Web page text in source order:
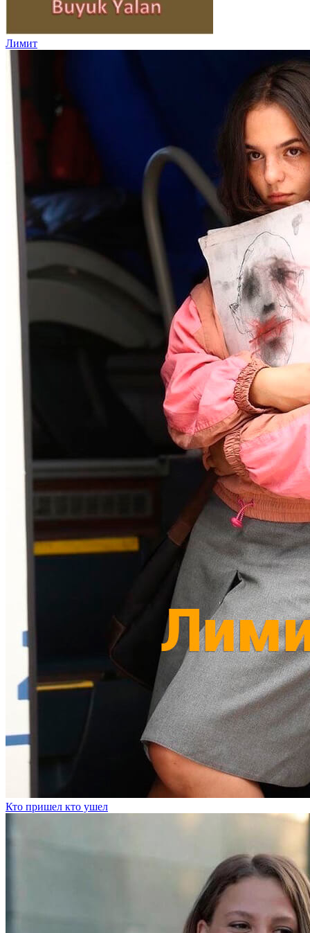
Лимит
Кто пришел кто ушел